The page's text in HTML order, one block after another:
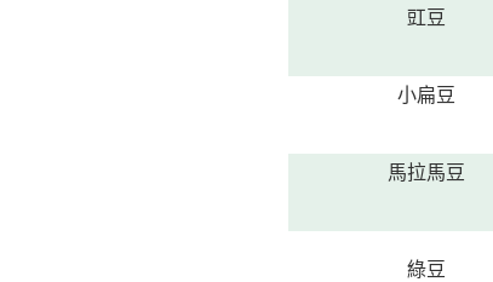
豇豆
小扁豆
馬拉馬豆
綠豆